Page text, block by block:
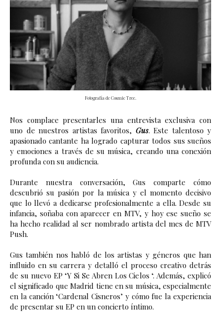
Fotografía de Cosmic Tree.
Nos complace presentarles una entrevista exclusiva con
uno de nuestros artistas favoritos, Gus. Este talentoso y
apasionado cantante ha logrado capturar todos sus sueños
y emociones a través de su música, creando una conexión
profunda con su audiencia.
Durante nuestra conversación, Gus comparte cómo
descubrió su pasión por la música y el momento decisivo
que lo llevó a dedicarse profesionalmente a ella. Desde su
infancia, soñaba con aparecer en MTV, y hoy ese sueño se
ha hecho realidad al ser nombrado artista del mes de MTV
Push.
Gus también nos habló de los artistas y géneros que han
influido en su carrera y detalló el proceso creativo detrás
de su nuevo EP ‘Y Si Se Abren Los Cielos ‘. Además, explicó
el significado que Madrid tiene en su música, especialmente
en la canción ‘Cardenal Cisneros’ y cómo fue la experiencia
de presentar su EP en un concierto íntimo.